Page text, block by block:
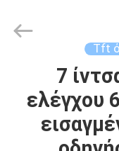
ΑΡΧΙΚΉ
ΣΕΛΊΔΑ
ΠΡΟΪΌΝΤΑ
Technology.
Tft
7
ελέγχου